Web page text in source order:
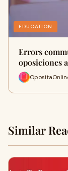
EDUCATION
Errors
oposiciones
Similar